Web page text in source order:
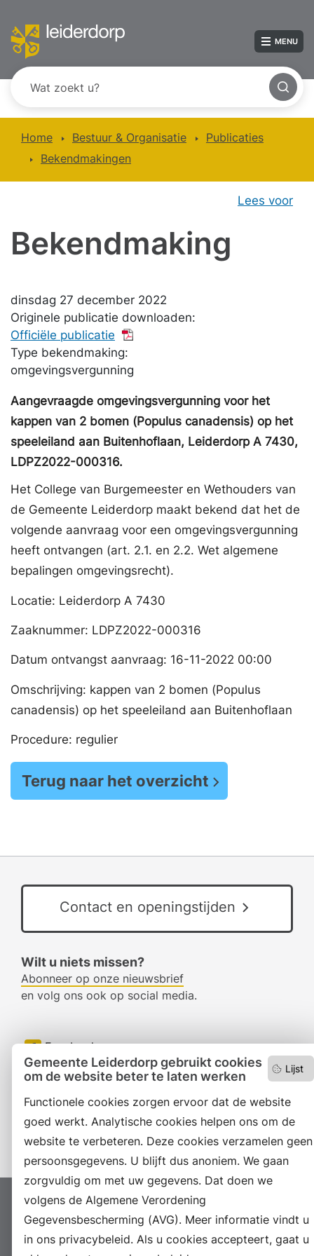
Lijst
Gemeente Leiderdorp gebruikt cookies
om de website beter te laten werken
Functionele cookies zorgen ervoor dat de website
goed werkt. Analytische cookies helpen ons om de
website te verbeteren. Deze cookies verzamelen geen
persoonsgegevens. U blijft dus anoniem. We gaan
zorgvuldig om met uw gegevens. Dat doen we
volgens de Algemene Verordening
Gegevensbescherming (AVG). Meer informatie vindt u
in ons privacybeleid. Als u cookies accepteert, gaat u
MENU
Home Bestuur & Organisatie
Publicaties
Bekendmakingen
Lees voor
Bekendmaking
dinsdag 27 december 2022
Originele publicatie downloaden:
Officiële publicatie
Type bekendmaking:
omgevingsvergunning
Aangevraagde omgevingsvergunning voor het
kappen van 2 bomen (Populus canadensis) op het
speeleiland aan Buitenhoflaan, Leiderdorp A 7430,
LDPZ2022-000316.
Het College van Burgemeester en Wethouders van
de Gemeente Leiderdorp maakt bekend dat het de
volgende aanvraag voor een omgevingsvergunning
heeft ontvangen (art. 2.1. en 2.2. Wet algemene
bepalingen omgevingsrecht).
Locatie: Leiderdorp A 7430
Zaaknummer: LDPZ2022-000316
Datum ontvangst aanvraag: 16-11-2022 00:00
Omschrijving: kappen van 2 bomen (Populus
canadensis) op het speeleiland aan Buitenhoflaan
Procedure: regulier
Terug naar het overzicht
Contact en openingstijden
Wilt u niets missen?
Abonneer op onze nieuwsbrief
en volg ons ook op social media.
Facebook
RSS
LinkedIn
Proclaimer Colofon
Toegankelijkheid
Sitemap
Privacyverklaring